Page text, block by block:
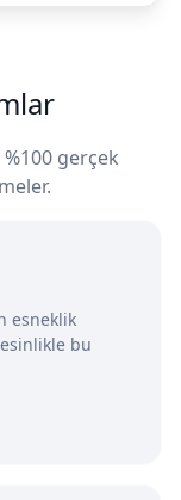
gerçek
esneklik
bu